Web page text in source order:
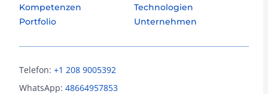
Kompetenzen
Technologien
Portfolio
Unternehmen
Telefon: +1 208 9005392
WhatsApp: 48664957853